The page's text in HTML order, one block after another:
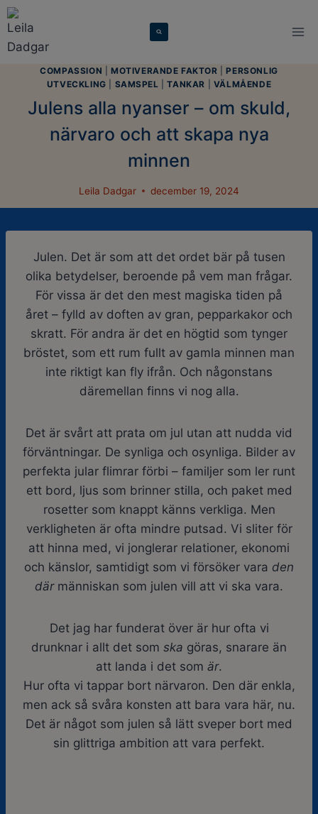
Skip
to
content
COMPASSION MOTIVERANDE FAKTOR |PERSONLIG
UTVECKLING
SAMSPEL |TANKAR VÄLMÅENDE
Julens alla nyanser – om skuld,
närvaro och att skapa nya
minnen
Leila Dadgar december 19, 2024
Julen. Det är som att det ordet bär på tusen
olika betydelser, beroende på vem man frågar.
För vissa är det den mest magiska tiden på
året – fylld av doften av gran, pepparkakor och
skratt. För andra är det en högtid som tynger
bröstet, som ett rum fullt av gamla minnen man
inte riktigt kan fly ifrån. Och någonstans
däremellan finns vi nog alla.
Det är svårt att prata om jul utan att nudda vid
förväntningar. De synliga och osynliga. Bilder av
perfekta jular flimrar förbi – familjer som ler runt
ett bord, ljus som brinner stilla, och paket med
rosetter som knappt känns verkliga. Men
verkligheten är ofta mindre putsad. Vi sliter för
att hinna med, vi jonglerar relationer, ekonomi
och känslor, samtidigt som vi försöker vara den
därmänniskan som julen vill att vi ska vara.
Det jag har funderat över är hur ofta vi
drunknar i allt det som ska göras, snarare än
att landa i det som är.
Hur ofta vi tappar bort närvaron. Den där enkla,
men ack så svåra konsten att bara vara här, nu.
Det är något som julen så lätt sveper bort med
sin glittriga ambition att vara perfekt.